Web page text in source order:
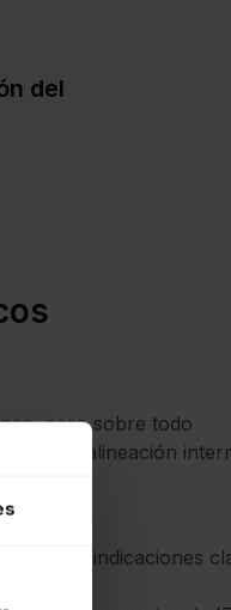
del
pero sobre todo
la alineación
a indicaciones